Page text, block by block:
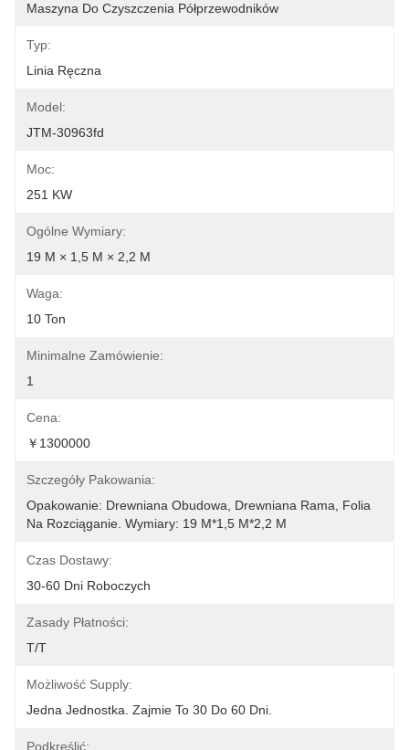
Maszyna Do Czyszczenia Półprzewodników
Typ:
Linia Ręczna
Model:
JTM-30963fd
Moc:
251 KW
Ogólne Wymiary:
19 M × 1,5 M × 2,2 M
Waga:
10 Ton
Minimalne Zamówienie:
1
Cena:
￥1300000
Szczegóły Pakowania:
Opakowanie: Drewniana Obudowa, Drewniana Rama, Folia
Na Rozciąganie. Wymiary: 19 M*1,5 M*2,2 M
Czas Dostawy:
30-60 Dni Roboczych
Zasady Płatności:
T/T
Możliwość Supply:
Jedna Jednostka. Zajmie To 30 Do 60 Dni.
Podkreślić: